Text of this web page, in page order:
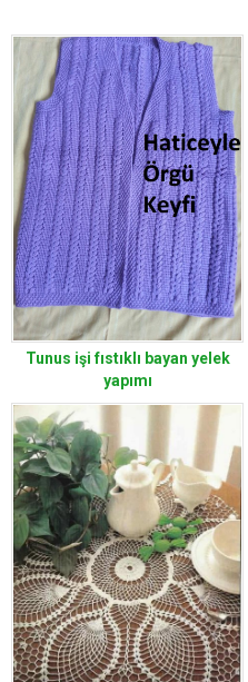
Tunus işi fıstıklı bayan yelek
yapımı